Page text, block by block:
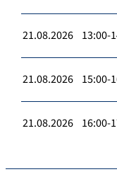
21.08.2026 13:00-
21.08.2026 15:00-
21.08.2026 16:00-